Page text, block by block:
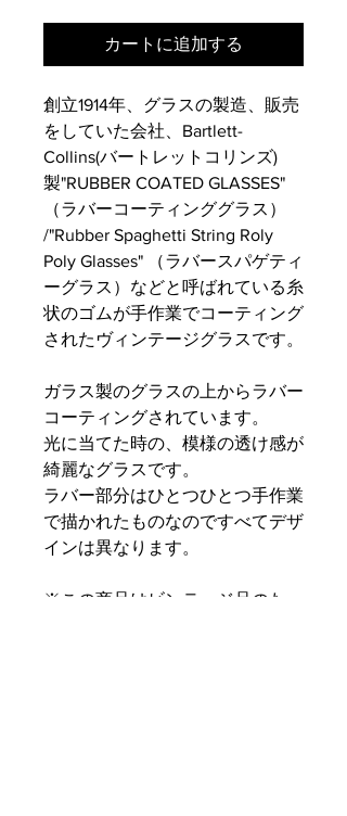
カートに追加する
創立1914年、グラスの製造、販売
をしていた会社、Bartlett-
Collins(バートレットコリンズ)
製"RUBBER COATED GLASSES"
（ラバーコーティンググラス）
/"Rubber Spaghetti String Roly
Poly Glasses" （ラバースパゲティ
ーグラス）などと呼ばれている糸
状のゴムが手作業でコーティング
されたヴィンテージグラスです。
ガラス製のグラスの上からラバー
コーティングされています。
光に当てた時の、模様の透け感が
綺麗なグラスです。
ラバー部分はひとつひとつ手作業
で描かれたものなのですべてデザ
インは異なります。
※この商品はビンテージ品のた